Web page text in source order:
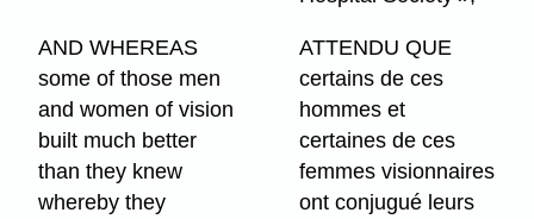
AND WHEREAS
some of those men
and women of vision
built much better
than they knew
whereby they
ATTENDU QUE
certains de ces
hommes et
certaines de ces
femmes visionnaires
ont conjugué leurs